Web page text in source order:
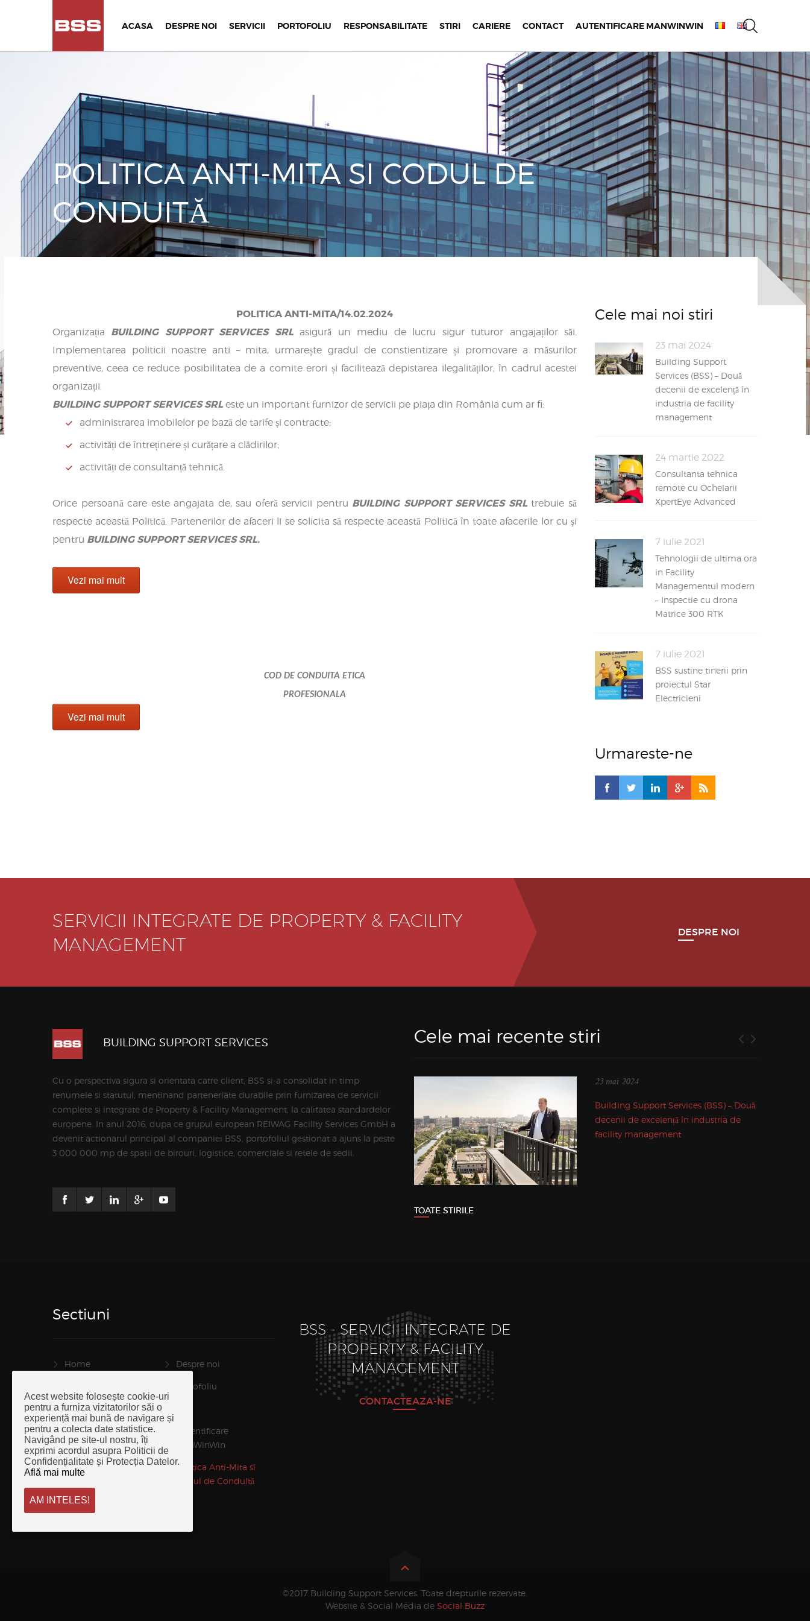
ACASA DESPRE NOI SERVICII PORTOFOLIU RESPONSABILITATE STIRI CARIERE CONTACT AUTENTIFICARE MANWINWIN
POLITICA ANTI-MITA SI CODUL DE
CONDUITĂ
POLITICA ANTI-MITA/14.02.2024
Organizația BUILDING SUPPORT SERVICES SRL asigură un mediu de lucru sigur tuturor angajaților săi.
Implementarea politicii noastre anti – mita, urmarește gradul de constientizare și promovare a măsurilor
preventive, ceea ce reduce posibilitatea de a comite erori și facilitează depistarea ilegalităților, în cadrul acestei
organizații.
BUILDING SUPPORT SERVICES SRL este un important furnizor de servicii pe piața din România cum ar fi:
administrarea imobilelor pe bază de tarife și contracte;
activități de întreținere și curățare a clădirilor;
activități de consultanță tehnică.
Orice persoană care este angajata de, sau oferă servicii pentru BUILDING SUPPORT SERVICES SRLtrebuie să
respecte această Politică. Partenerilor de afaceri li se solicita să respecte această Politică în toate afacerile lor cu şi
pentru BUILDING SUPPORT SERVICES SRL.
Vezi mai mult
COD DE CONDUITA ETICA
PROFESIONALA
Vezi mai mult
Cele mai noi stiri
23 mai 2024
Building Support
Services (BSS) – Două
decenii de excelență în
industria de facility
management
24 martie 2022
Consultanta tehnica
remote cu Ochelarii
XpertEye Advanced
7 iulie 2021
Tehnologii de ultima ora
in Facility
Managementul modern
– Inspectie cu drona
Matrice 300 RTK
7 iulie 2021
BSS sustine tinerii prin
proiectul Star
Electricieni
Urmareste-ne
SERVICII INTEGRATE DE PROPERTY & FACILITY
MANAGEMENT
DESPRE NOI
BUILDING SUPPORT SERVICES
Cu o perspectiva sigura si orientata catre client, BSS si-a consolidat in timp
renumele si statutul, mentinand parteneriate durabile prin furnizarea de servicii
complete si integrate de Property & Facility Management, la calitatea standardelor
europene. In anul 2016, dupa ce grupul european REIWAG Facility Services GmbH a
devenit actionarul principal al companiei BSS, portofoliul gestionat a ajuns la peste
3 000 000 mp de spatii de birouri, logistice, comerciale si retele de sedii.
Cele mai recente stiri
23 mai 2024
Building Support Services (BSS) – Două
decenii de excelență în industria de
facility management
TOATE STIRILE
Sectiuni
Home Despre noi
Portofoliu
Responsabilitate
Contact
Autentificare
ManWinWin
Politica de
Politica Anti-Mita si
Codul de Conduită
Politica de Securitate a
BSS - SERVICII INTEGRATE DE
PROPERTY & FACILITY
MANAGEMENT
CONTACTEAZA-NE
©2017 Building Support Services. Toate drepturile rezervate.
Website & Social Media de Social Buzz
Acest website folosește cookie-uri
pentru a furniza vizitatorilor săi o
experiență mai bună de navigare și
pentru a colecta date statistice.
Navigând pe site-ul nostru, îți
exprimi acordul asupra Politicii de
Confidențialitate și Protecția Datelor.
Află mai multe
AM INTELES!